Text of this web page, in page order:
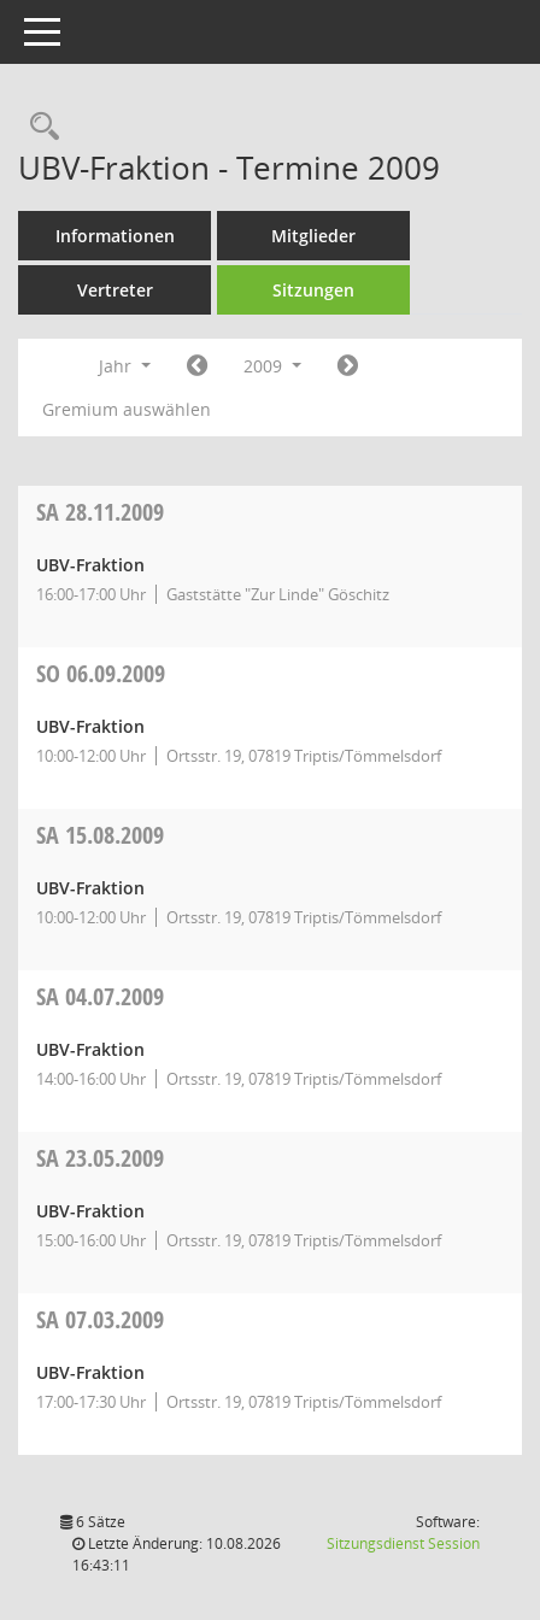
Toggle navigation
Rechercheauswahl
UBV-Fraktion - Termine 2009
Informationen Mitglieder
Vertreter Sitzungen
Jahr
2009
Gremium auswählen
SA28.11.2009
UBV-Fraktion
16:00-17:00 Uhr Gaststätte "Zur Linde" Göschitz
SO 06.09.2009
UBV-Fraktion
10:00-12:00 Uhr Ortsstr. 19, 07819 Triptis/Tömmelsdorf
SA 15.08.2009
UBV-Fraktion
10:00-12:00 Uhr Ortsstr. 19, 07819 Triptis/Tömmelsdorf
SA04.07.2009
UBV-Fraktion
14:00-16:00 Uhr Ortsstr. 19, 07819 Triptis/Tömmelsdorf
SA23.05.2009
UBV-Fraktion
15:00-16:00 Uhr Ortsstr. 19, 07819 Triptis/Tömmelsdorf
SA07.03.2009
UBV-Fraktion
17:00-17:30 Uhr Ortsstr. 19, 07819 Triptis/Tömmelsdorf
6 Sätze
Letzte Änderung: 10.08.2026
16:43:11
Software:
SitzungsdienstSession(Wird in